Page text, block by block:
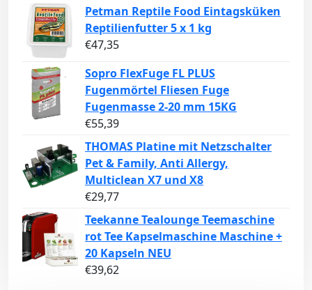
Petman Reptile Food Eintagsküken
Reptilienfutter 5 x 1 kg
€47,35
Sopro FlexFuge FL PLUS
Fugenmörtel Fliesen Fuge
Fugenmasse 2-20 mm 15KG
€55,39
THOMAS Platine mit Netzschalter
Pet & Family, Anti Allergy,
Multiclean X7 und X8
€29,77
Teekanne Tealounge Teemaschine
rot Tee Kapselmaschine Maschine +
20 Kapseln NEU
€39,62